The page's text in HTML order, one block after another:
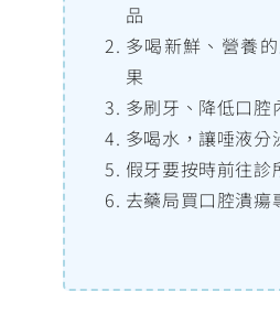
品
多喝新鮮、營養
果
多刷牙、降低口腔
多喝水，讓唾液分
假牙要按時前往診
去藥局買口腔潰瘍